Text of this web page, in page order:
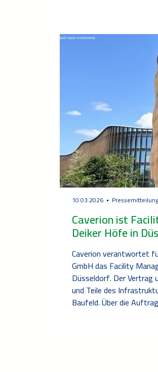
10.03.2026
Caverion ist
Deiker Höfe in
Caverion verantwortet
GmbH das Facility
Düsseldorf. Der Vertrag
und Teile des
Baufeld. Über die